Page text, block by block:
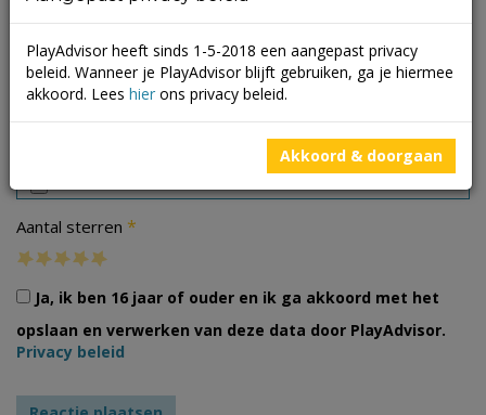
Aantal sterren *
Ja, ik ben 16 jaar of ouder en ik ga akkoord met het
opslaan en verwerken van deze data door PlayAdvisor.
Privacy beleid
PlayAdvisor heeft sinds 1-5-2018 een aangepast privacy
beleid. Wanneer je PlayAdvisor blijft gebruiken, ga je hiermee
akkoord. Lees hier ons privacy beleid.
Akkoord & doorgaan